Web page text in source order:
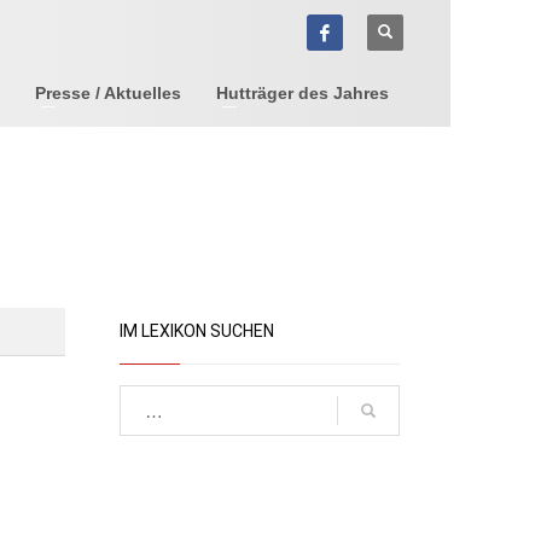
Presse / Aktuelles Hutträger des Jahres
IM LEXIKON SUCHEN